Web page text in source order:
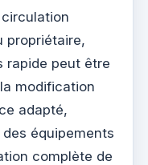
propriétaire,
rapide peut être
modification
adapté,
équipements
complète de